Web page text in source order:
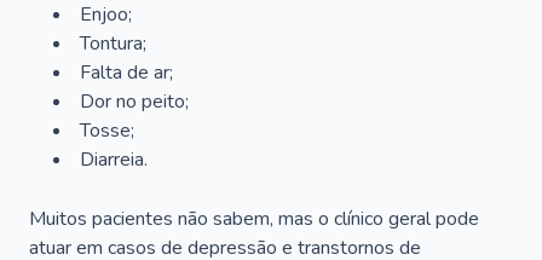
Enjoo;
Tontura;
Falta de ar;
Dor no peito;
Tosse;
Diarreia.
Muitos pacientes não sabem, mas o clínico geral pode
atuar em casos de depressão e transtornos de